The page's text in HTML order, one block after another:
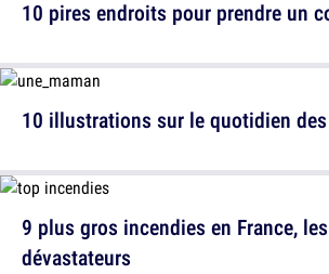
10 illustrations sur le quotidien
10 pires endroits pour prendre un
9 plus gros incendies en France,
dévastateurs